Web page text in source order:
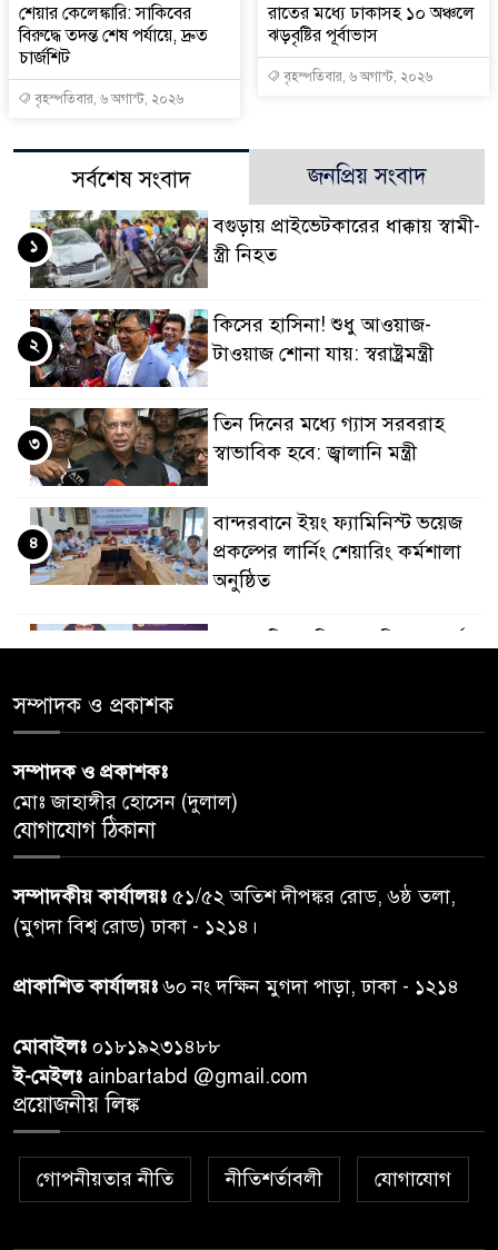
শেয়ার কেলেঙ্কারি: সাকিবের
বিরুদ্ধে তদন্ত শেষ পর্যায়ে, দ্রুত
চার্জশিট
বৃহস্পতিবার, ৬ অগাস্ট, ২০২৬
রাতের মধ্যে ঢাকাসহ ১০ অঞ্চলে
ঝড়বৃষ্টির পূর্বাভাস
বৃহস্পতিবার, ৬ অগাস্ট, ২০২৬
সর্বশেষ সংবাদ জনপ্রিয় সংবাদ
বগুড়ায় প্রাইভেটকারের ধাক্কায় স্বামী-
স্ত্রী নিহত
১
কিসের হাসিনা! শুধু আওয়াজ-
টাওয়াজ শোনা যায়: স্বরাষ্ট্রমন্ত্রী
২
তিন দিনের মধ্যে গ্যাস সরবরাহ
স্বাভাবিক হবে: জ্বালানি মন্ত্রী
৩
বান্দরবানে ইয়ং ফ্যামিনিস্ট ভয়েজ
প্রকল্পের লার্নিং শেয়ারিং কর্মশালা
অনুষ্ঠিত
৪
পেশ
৬
তদন্ত শেষ পর্যায়ে, দ্রুত চার্জশিট
৭
রাতের মধ্যে ঢাকাসহ ১০ অঞ্চলে
ঝড়বৃষ্টির পূর্বাভাস
৮
প্রধানমন্ত্রীর সঙ্গে দেখা করে স্বপ্নপূরণ
উপহার
৯
২০ আগস্ট রাষ্ট্রপতি নির্বাচন,
১০
সম্পাদক ও প্রকাশক
সম্পাদক ও প্রকাশকঃ
মোঃ জাহাঙ্গীর হোসেন (দুলাল)
যোগাযোগ ঠিকানা
সম্পাদকীয় কার্যালয়ঃ ৫১/৫২ অতিশ দীপঙ্কর রোড, ৬ষ্ঠ তলা,
(মুগদা বিশ্ব রোড) ঢাকা - ১২১৪।
প্রাকাশিত কার্যালয়ঃ৬০ নং দক্ষিন মুগদা পাড়া, ঢাকা - ১২১৪
মোবাইলঃ ০১৮১৯২৩১৪৮৮
ই-মেইলঃ ainbartabd @gmail.com
প্রয়োজনীয় লিঙ্ক
গোপনীয়তার নীতি নীতিশর্তাবলী যোগাযোগ